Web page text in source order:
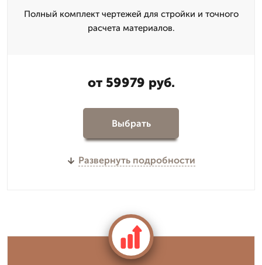
Полный комплект чертежей для стройки и точного
расчета материалов.
от 59979 руб.
Выбрать
Развернуть подробности